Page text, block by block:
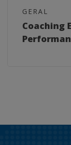
GERAL
Coaching